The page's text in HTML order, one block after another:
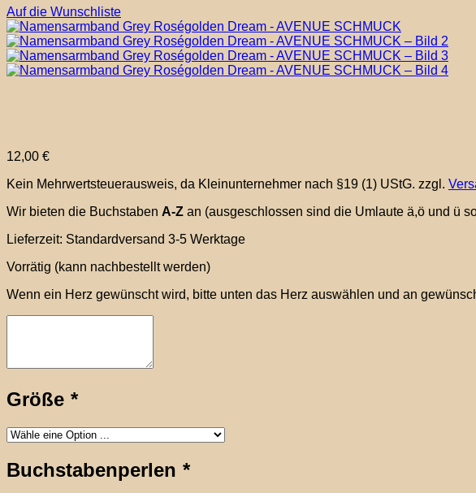
Auf die Wunschliste
12,00 €
Kein Mehrwertsteuerausweis, da Kleinunternehmer nach §19 (1) UStG. zzgl.
Wir bieten die Buchstaben A-Z an (ausgeschlossen sind die Umlaute ä,ö und ü
Lieferzeit: Standardversand 3-5 Werktage
Vorrätig (kann nachbestellt werden)
Wenn ein Herz gewünscht wird, bitte unten das Herz auswählen und an
Größe *
Buchstabenperlen *